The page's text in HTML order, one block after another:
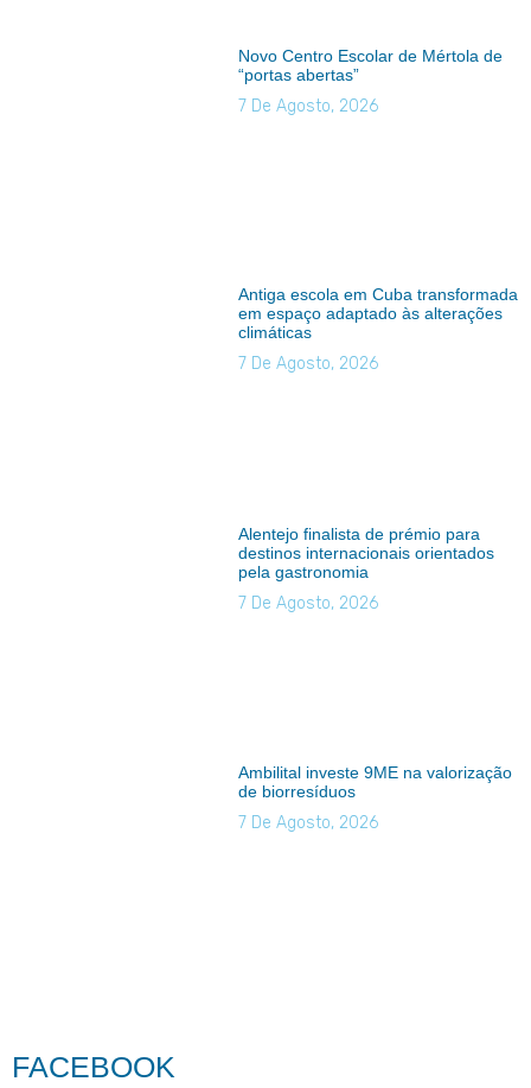
Novo Centro Escolar de Mértola de
“portas abertas”
7 De Agosto, 2026
Antiga escola em Cuba transformada
em espaço adaptado às alterações
climáticas
7 De Agosto, 2026
Alentejo finalista de prémio para
destinos internacionais orientados
pela gastronomia
7 De Agosto, 2026
Ambilital investe 9ME na valorização
de biorresíduos
7 De Agosto, 2026
FACEBOOK